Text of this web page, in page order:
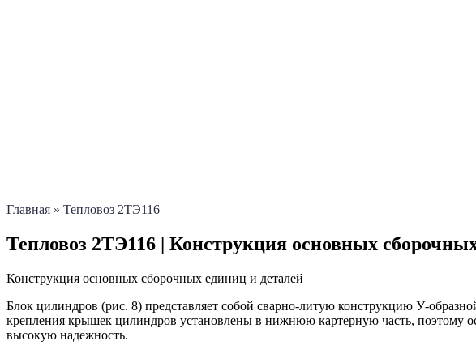
Главная » Тепловоз 2ТЭ116
Тепловоз 2ТЭ116 | Конструкция основных
Конструкция основных сборочных единиц и деталей
Блок цилиндров (рис. 8) представляет собой сварно-литую конструкцию У-
крепления крышек цилиндров установлены в нижнюю картерную часть, поэтому
высокую надежность.